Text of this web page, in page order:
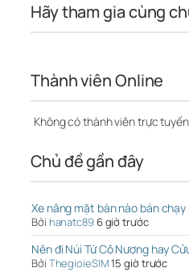
Hãy tham gia cùng
Thành viên Online
Không có thành viên trực
Chủ đề gần đây
Xe nâng mặt bàn nào bán
Bởi hanatc89 6 giờ trước
Nên đi Núi Tứ Cô Nương hay
Bởi ThegioieSIM15 giờ trước